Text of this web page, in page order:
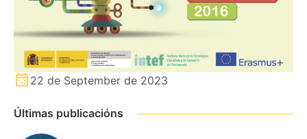
22 de September de 2023
Últimas publicacións